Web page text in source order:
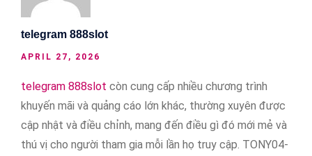
telegram 888slot
APRIL 27, 2026
telegram 888slot còn cung cấp nhiều chương trình
khuyến mãi và quảng cáo lớn khác, thường xuyên được
cập nhật và điều chỉnh, mang đến điều gì đó mới mẻ và
thú vị cho người tham gia mỗi lần họ truy cập. TONY04-